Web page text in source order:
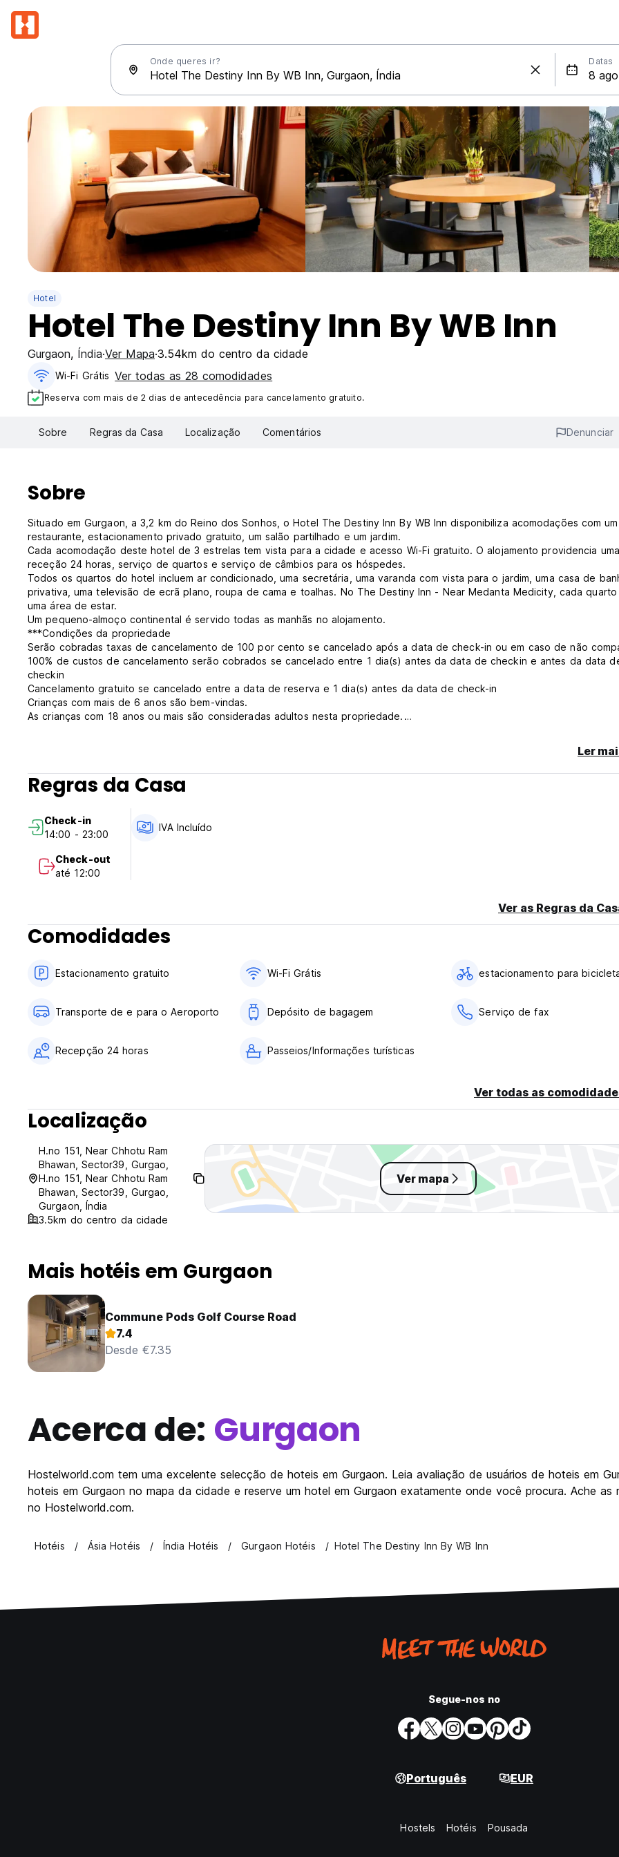
Onde queres ir? Datas
Hotel
Hotel The Destiny Inn By WB Inn
Gurgaon, Índia Ver Mapa 3.54km do centro da cidade
Wi-Fi Grátis Ver todas as 28 comodidades
Reserva com mais de 2 dias de antecedência para cancelamento gratuito.
Sobre Regras da Casa Localização Comentários Denunciar
Sobre
Situado em Gurgaon, a 3,2 km do Reino dos Sonhos, o Hotel The Destiny Inn By WB Inn disponibiliza acomodações com um
restaurante, estacionamento privado gratuito, um salão partilhado e um jardim.
Cada acomodação deste hotel de 3 estrelas tem vista para a cidade e acesso Wi-Fi gratuito. O alojamento providencia uma
receção 24 horas, serviço de quartos e serviço de câmbios para os hóspedes.
Todos os quartos do hotel incluem ar condicionado, uma secretária, uma varanda com vista para o jardim, uma casa de
privativa, uma televisão de ecrã plano, roupa de cama e toalhas. No The Destiny Inn - Near Medanta Medicity, cada
uma área de estar.
Um pequeno-almoço continental é servido todas as manhãs no alojamento.
***Condições da propriedade
Serão cobradas taxas de cancelamento de 100 por cento se cancelado após a data de check-in ou em caso de não
100% de custos de cancelamento serão cobrados se cancelado entre 1 dia(s) antes da data de checkin e antes da data
checkin
Cancelamento gratuito se cancelado entre a data de reserva e 1 dia(s) antes da data de check-in
Crianças com mais de 6 anos são bem-vindas.
As crianças com 18 anos ou mais são consideradas adultos nesta propriedade.
Pagamento à chegada em dinheiro.
Impostos não incluídos - 12%.
Pequeno-almoço não incluído.
Ler
Regras da Casa
Check-in
14:00 - 23:00
Check-out
até 12:00
IVA Incluído
Ver as Regras da
Comodidades
Estacionamento gratuito Wi-Fi Grátis estacionamento para
Transporte de e para o Aeroporto Depósito de bagagem Serviço de fax
Recepção 24 horas Passeios/Informações turísticas
Ver todas as
Localização
H.no 151, Near Chhotu Ram
Bhawan, Sector39, Gurgao,
H.no 151, Near Chhotu Ram
Bhawan, Sector39, Gurgao,
Gurgaon, Índia
3.5km do centro da cidade
Ver mapa
Mais hotéis em Gurgaon
Commune Pods Golf Course Road
7.4
Desde €7.35
Acerca de: Gurgaon
Hostelworld.com tem uma excelente selecção de hoteis em Gurgaon. Leia avaliação de usuários de hoteis em
hoteis em Gurgaon no mapa da cidade e reserve um hotel em Gurgaon exatamente onde você procura. Ache
no Hostelworld.com.
Hotéis Ásia Hotéis Índia Hotéis Gurgaon Hotéis Hotel The Destiny Inn By WB Inn
Segue-nos no
Português EUR
Hostels Hotéis Pousada